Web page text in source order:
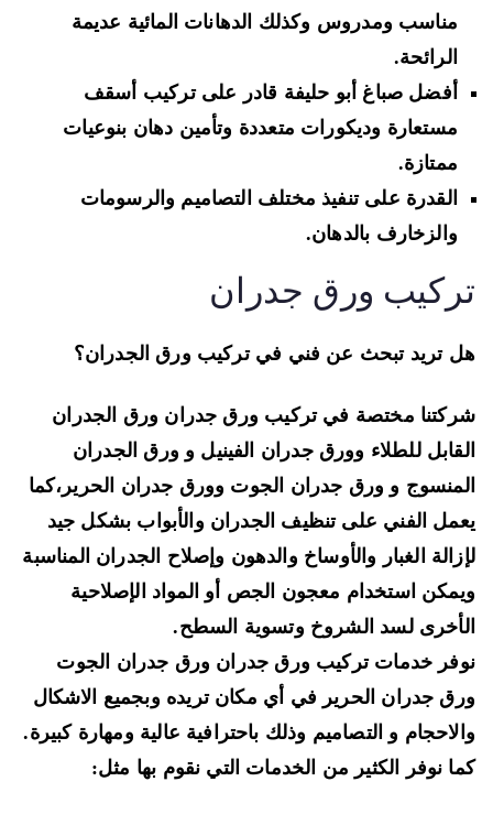
مناسب ومدروس وكذلك الدهانات المائية عديمة
الرائحة.
أفضل صباغ أبو حليفة قادر علىتركيب أسقف
مستعارة وديكورات متعددةوتأمين دهان بنوعيات
ممتازة.
القدرة على تنفيذ مختلف التصاميم والرسومات
والزخارف بالدهان.
ورق جدران
تريد تبحث عن فني في تركيب ورق الجدران؟
مختصة فيتركيب ورق جدران ورق الجدران
للطلاء وورق جدران الفينيل و ورق الجدران
و ورق جدران الجوت وورق جدران الحرير،كما
الفني علىتنظيف الجدران والأبواببشكل جيد
الغبار والأوساخ والدهون وإصلاح الجدران المناسبة
استخدام معجون الجص أو المواد الإصلاحية
لسد الشروخ وتسوية السطح.
خدماتتركيب ورق جدران ورق جدران الجوت
جدران الحريرفي أي مكان تريده وبجميع الاشكال
و التصاميم وذلك باحترافية عالية ومهارة كبيرة.
نوفر الكثير من الخدمات التي نقوم بها مثل: